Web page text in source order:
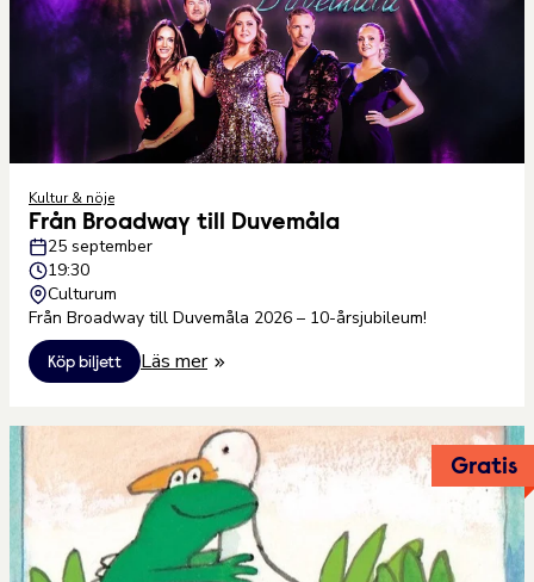
Kultur & nöje
Från Broadway till Duvemåla
25 september
19:30
Culturum
Från Broadway till Duvemåla 2026 – 10-årsjubileum!
Köp biljett Läs mer
Gratis